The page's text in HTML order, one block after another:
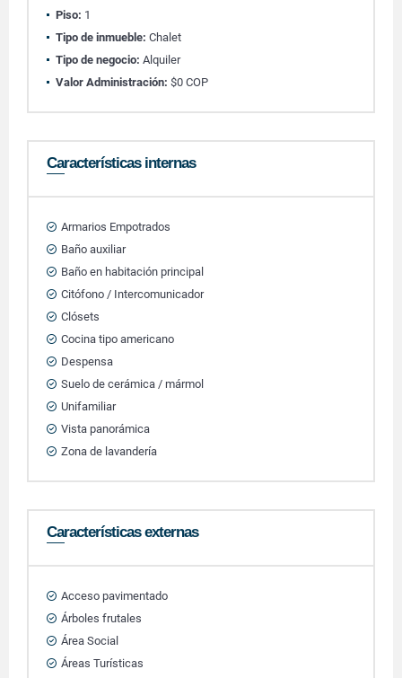
Piso: 1
Tipo de inmueble: Chalet
Tipo de negocio: Alquiler
Valor Administración: $0 COP
Características internas
Armarios Empotrados
Baño auxiliar
Baño en habitación principal
Citófono / Intercomunicador
Clósets
Cocina tipo americano
Despensa
Suelo de cerámica / mármol
Unifamiliar
Vista panorámica
Zona de lavandería
Características externas
Acceso pavimentado
Árboles frutales
Área Social
Áreas Turísticas